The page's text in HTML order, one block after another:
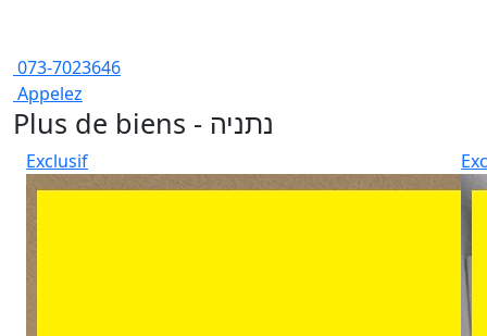
073-7023646
Appelez
Plus de biens - נתניה
Exclusif